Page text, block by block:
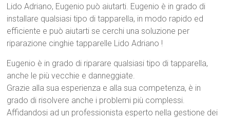
Lido Adriano, Eugenio può aiutarti. Eugenio è in grado di
installare qualsiasi tipo di tapparella, in modo rapido ed
efficiente e può aiutarti se cerchi una soluzione per
riparazione cinghie tapparelle Lido Adriano !
Eugenio è in grado di riparare qualsiasi tipo di tapparella,
anche le più vecchie e danneggiate.
Grazie alla sua esperienza e alla sua competenza, è in
grado di risolvere anche i problemi più complessi.
Affidandosi ad un professionista esperto nella gestione dei